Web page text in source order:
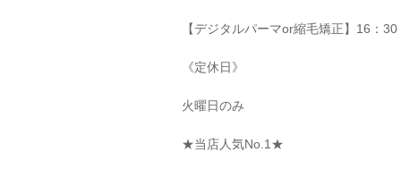
【デジタルパーマor縮毛矯正】 16 ： 30
《定休日》
火曜日のみ
★当店人気No.1★